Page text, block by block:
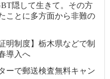
隠して生きて。その方
ことに多方面から非難の
明制度】栃木県などで制
導入へ
ーで郵送検査無料キャン